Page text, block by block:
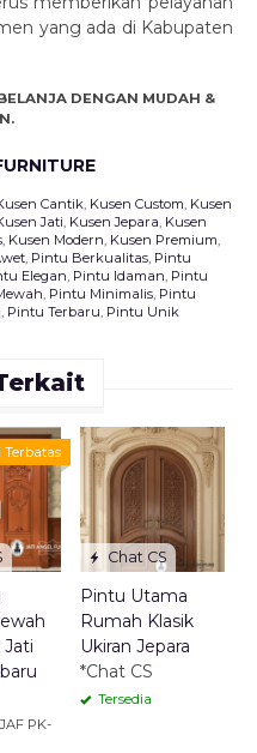
yang ada di Kabupaten
DENGAN MUDAH &
Cantik, Kusen Custom, Kusen
Jati, Kusen Jepara, Kusen
, Kusen Modern, Kusen Premium,
, Pintu Berkualitas, Pintu
Elegan, Pintu Idaman, Pintu
, Pintu Minimalis, Pintu
, Pintu Terbaru, Pintu Unik
Terbatas
Jati
PK-
Chat CS
Pintu Utama
Rumah Klasik
Ukiran Jepara
*Chat CS
Tersedia